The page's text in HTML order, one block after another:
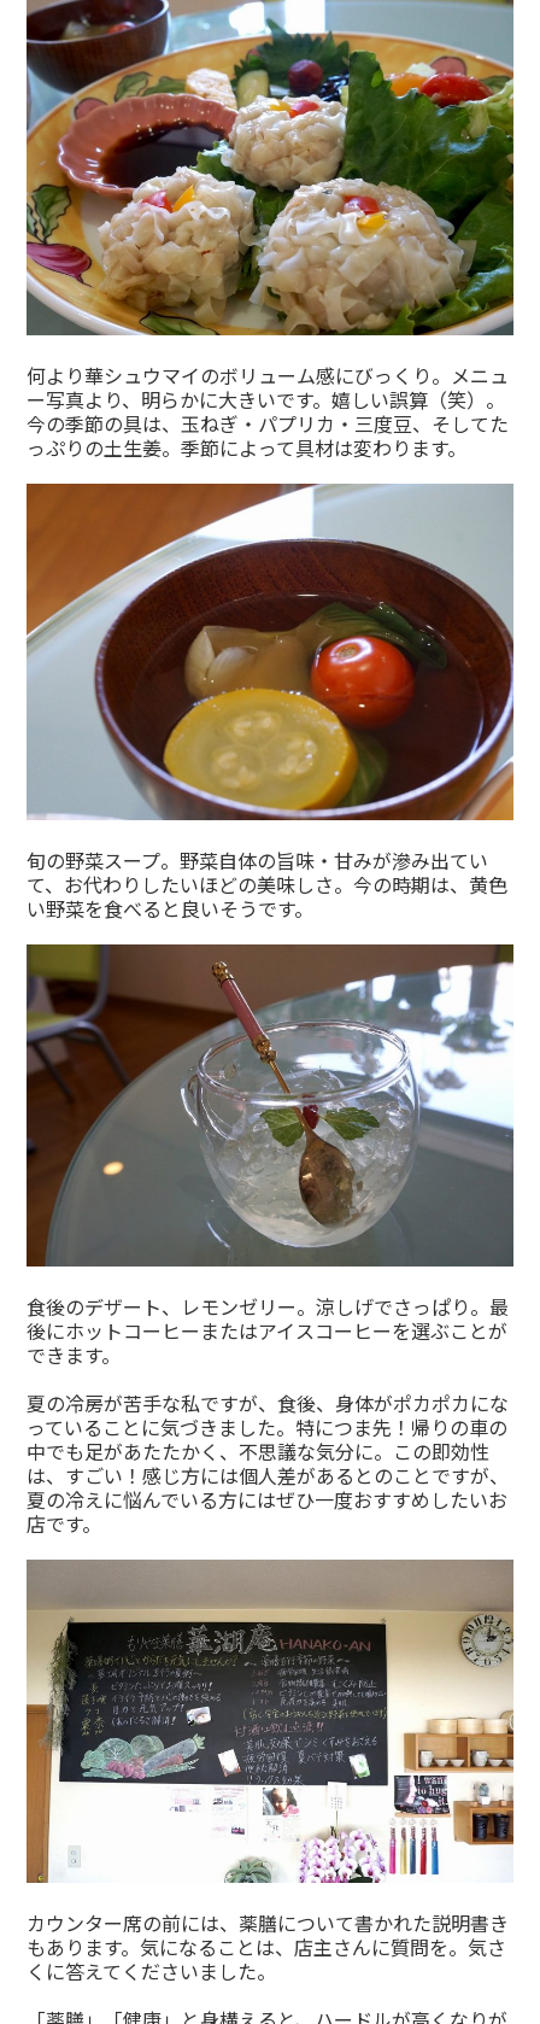
何より華シュウマイのボリューム感にびっくり。メニュ
ー写真より、明らかに大きいです。嬉しい誤算（笑）。
今の季節の具は、玉ねぎ・パプリカ・三度豆、そしてた
っぷりの土生姜。季節によって具材は変わります。
旬の野菜スープ。野菜自体の旨味・甘みが滲み出てい
て、お代わりしたいほどの美味しさ。今の時期は、黄色
い野菜を食べると良いそうです。
食後のデザート、レモンゼリー。涼しげでさっぱり。最
後にホットコーヒーまたはアイスコーヒーを選ぶことが
できます。
夏の冷房が苦手な私ですが、食後、身体がポカポカにな
っていることに気づきました。特につま先！帰りの車の
中でも足があたたかく、不思議な気分に。この即効性
は、すごい！感じ方には個人差があるとのことですが、
夏の冷えに悩んでいる方にはぜひ一度おすすめしたいお
店です。
カウンター席の前には、薬膳について書かれた説明書き
もあります。気になることは、店主さんに質問を。気さ
くに答えてくださいました。